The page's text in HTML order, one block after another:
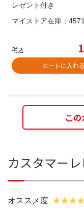
レゼント付き
マイストア在庫： 4571
税込
カートに入れる
こ
カスタマー
オススメ度